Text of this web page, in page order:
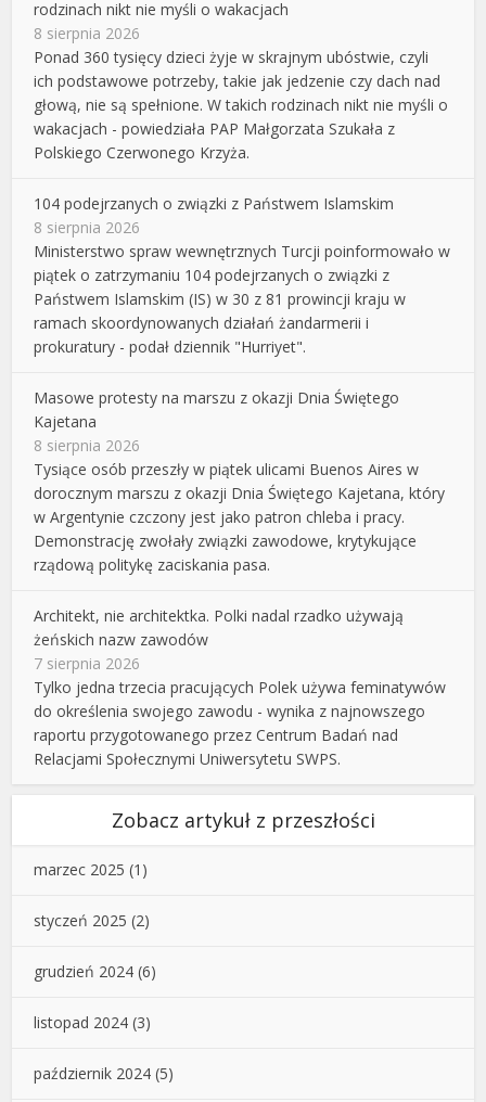
rodzinach nikt nie myśli o wakacjach
8 sierpnia 2026
Ponad 360 tysięcy dzieci żyje w skrajnym ubóstwie, czyli
ich podstawowe potrzeby, takie jak jedzenie czy dach nad
głową, nie są spełnione. W takich rodzinach nikt nie myśli o
wakacjach - powiedziała PAP Małgorzata Szukała z
Polskiego Czerwonego Krzyża.
104 podejrzanych o związki z Państwem Islamskim
8 sierpnia 2026
Ministerstwo spraw wewnętrznych Turcji poinformowało w
piątek o zatrzymaniu 104 podejrzanych o związki z
Państwem Islamskim (IS) w 30 z 81 prowincji kraju w
ramach skoordynowanych działań żandarmerii i
prokuratury - podał dziennik "Hurriyet".
Masowe protesty na marszu z okazji Dnia Świętego
Kajetana
8 sierpnia 2026
Tysiące osób przeszły w piątek ulicami Buenos Aires w
dorocznym marszu z okazji Dnia Świętego Kajetana, który
w Argentynie czczony jest jako patron chleba i pracy.
Demonstrację zwołały związki zawodowe, krytykujące
rządową politykę zaciskania pasa.
Architekt, nie architektka. Polki nadal rzadko używają
żeńskich nazw zawodów
7 sierpnia 2026
Tylko jedna trzecia pracujących Polek używa feminatywów
do określenia swojego zawodu - wynika z najnowszego
raportu przygotowanego przez Centrum Badań nad
Relacjami Społecznymi Uniwersytetu SWPS.
Zobacz artykuł z przeszłości
marzec 2025 (1)
styczeń 2025 (2)
grudzień 2024 (6)
listopad 2024 (3)
październik 2024 (5)